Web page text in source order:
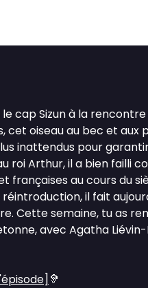
cap Sizun à la
cet oiseau au bec et aux
inattendus pour
roi Arthur, il a bien failli
françaises au cours du
il fait
Cette semaine, tu as
avec Agatha
🦻